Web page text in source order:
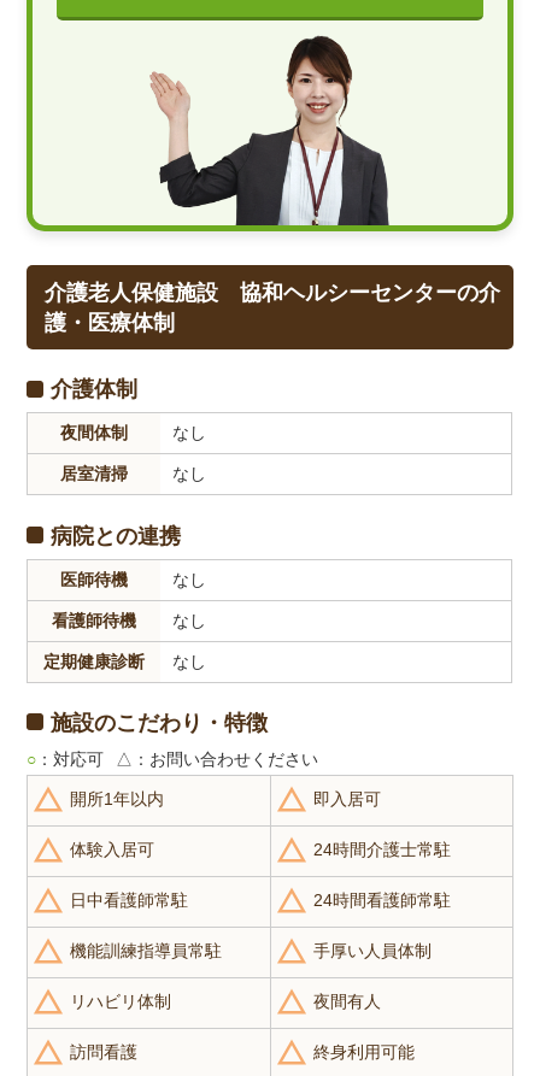
介護老人保健施設 協和ヘルシーセンターの介
護・医療体制
介護体制
夜間体制 なし
居室清掃 なし
病院との連携
医師待機 なし
看護師待機 なし
定期健康診断 なし
施設のこだわり・特徴
○ ：対応可 △ ：お問い合わせください
開所1年以内 即入居可
体験入居可 24時間介護士常駐
日中看護師常駐 24時間看護師常駐
機能訓練指導員常駐 手厚い人員体制
リハビリ体制 夜間有人
訪問看護 終身利用可能